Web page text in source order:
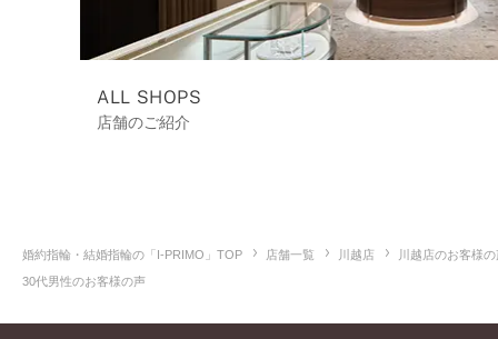
ALL SHOPS
店舗のご紹介
婚約指輪・結婚指輪の「I-PRIMO」TOP 店舗一覧 川越店
川越店のお客様
30代男性のお客様の声